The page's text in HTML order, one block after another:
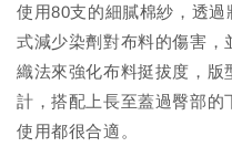
使用80支的細膩棉紗，透
式減少染劑對布料的傷害，
織法來強化布料挺拔度，版
計，搭配上長至蓋過臀部的
使用都很合適。